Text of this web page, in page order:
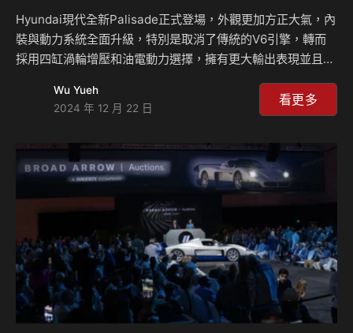
Hyundai現代全新Palisade正式登場，外觀更加方正大氣，內
裝與動力系統全面升級，特別是取消了傳統的V6引擎，轉而
採用四缸渦輪增壓和油電動力選擇，擁有更大輸出表現並且讓
更高，也帶動了整體品牌的高級形象。 全新Palisade徹底拋
棄V6引擎，取而代之的是一具2.5升四缸渦輪增壓引擎，輸出
本更進一步，提供高達334匹馬力的綜效輸出，同時擁有超過
1,000公里的續航里程，油電動力系統結合了渦輪增壓引擎、
一具單馬達以及1.65 kWh的鋰電池，實現了高效的動能管理，
Wu Yueh
2024 年 12 月 22 日
看更多